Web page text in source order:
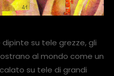
su tele grezze, gli
al mondo come un
su tele di grandi